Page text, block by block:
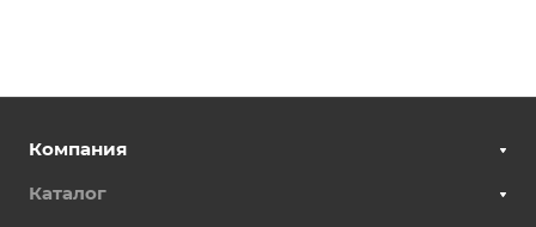
Компания
Каталог